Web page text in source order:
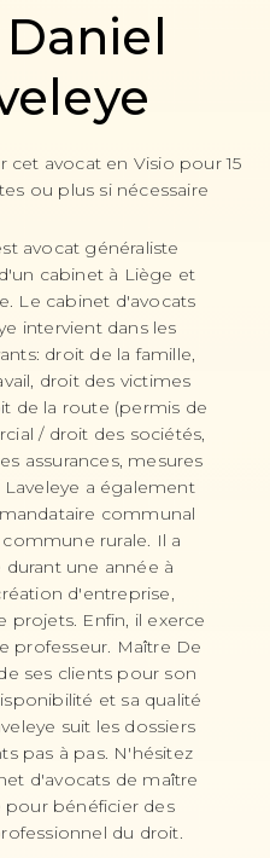
cet avocat en Visio pour 15
ou plus si nécessaire
avocat généraliste
cabinet à Liège et
Le cabinet d'avocats
intervient dans les
droit de la famille,
droit des victimes
de la route (permis de
/ droit des sociétés,
assurances, mesures
a également
communal
rurale. Il a
une année à
d'entreprise,
Enfin, il exerce
professeur. Maître De
ses clients pour son
et sa qualité
suit les dossiers
pas à pas. N'hésitez
d'avocats de maître
pour bénéficier des
du droit.